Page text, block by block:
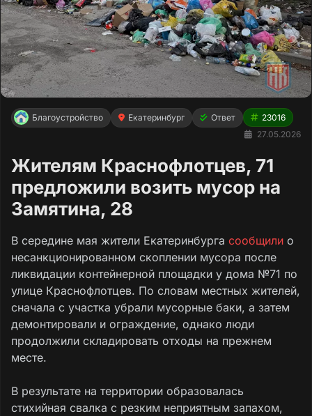
Благоустройство Екатеринбург Ответ
23016
27.05.2026
Жителям Краснофлотцев, 71
предложили возить мусор на
Замятина, 28
В середине мая жители Екатеринбурга сообщили о
несанкционированном скоплении мусора после
ликвидации контейнерной площадки у дома №71 по
улице Краснофлотцев. По словам местных жителей,
сначала с участка убрали мусорные баки, а затем
демонтировали и ограждение, однако люди
продолжили складировать отходы на прежнем
месте.
В результате на территории образовалась
стихийная свалка с резким неприятным запахом,